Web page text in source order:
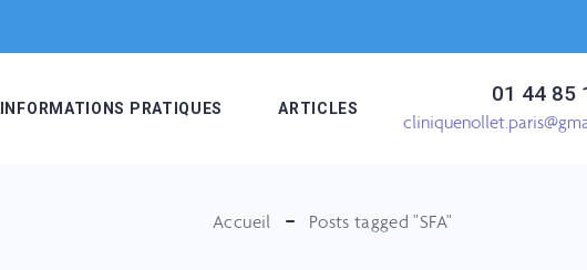
INFORMATIONS PRATIQUES ARTICLES
01 44 85
Accueil Posts tagged "SFA"